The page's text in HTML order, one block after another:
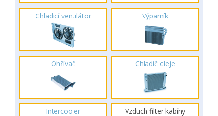
Chladicí ventilátor Výparník
Ohřívač Chladič oleje
Intercooler Vzduch filter kabíny